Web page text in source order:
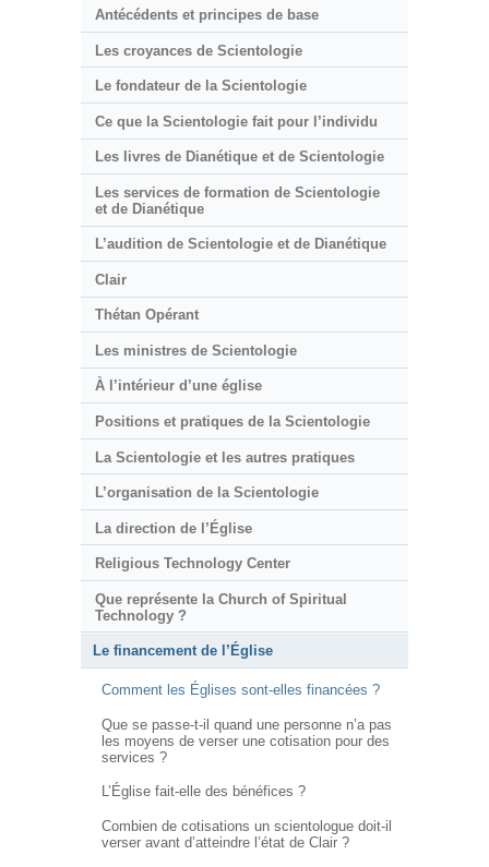
Antécédents et principes de base
Les croyances de Scientologie
Le fondateur de la Scientologie
Ce que la Scientologie fait pour l’individu
Les livres de Dianétique et de Scientologie
Les services de formation de Scientologie
et de Dianétique
L’audition de Scientologie et de Dianétique
Clair
Thétan Opérant
Les ministres de Scientologie
À l’intérieur d’une église
Positions et pratiques de la Scientologie
La Scientologie et les autres pratiques
L’organisation de la Scientologie
La direction de l’Église
Religious Technology Center
Que représente la Church of Spiritual
Technology ?
Le financement de l’Église
Comment les Églises sont-elles financées ?
Que se passe-t-il quand une personne n’a pas
les moyens de verser une cotisation pour des
services ?
L’Église fait-elle des bénéfices ?
Combien de cotisations un scientologue doit-il
verser avant d’atteindre l’état de Clair ?